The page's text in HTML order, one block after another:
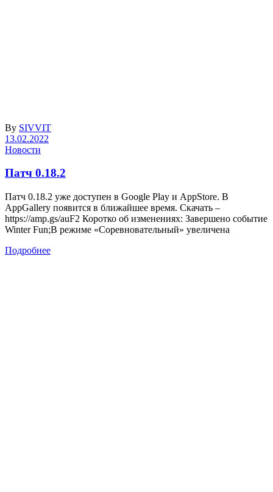
By SIVVIT
13.02.2022
Новости
Патч 0.18.2
Патч 0.18.2 уже доступен в Google Play и AppStore. В
AppGallery появится в ближайшее время. Скачать –
https://amp.gs/auF2 Коротко об изменениях: Завершено событие
Winter Fun;В режиме «Соревновательный» увеличена
Подробнее